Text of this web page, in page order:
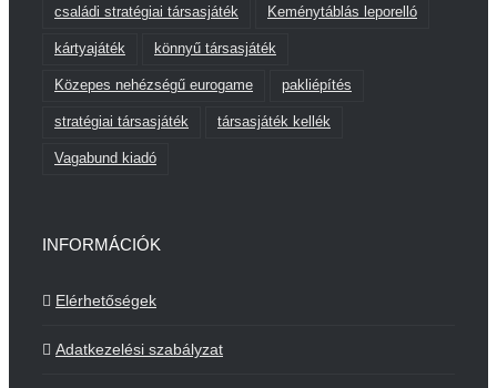
családi stratégiai társasjáték Keménytáblás leporelló
kártyajáték könnyű társasjáték
Közepes nehézségű eurogame pakliépítés
stratégiai társasjáték társasjáték kellék
Vagabund kiadó
INFORMÁCIÓK
Elérhetőségek
Adatkezelési szabályzat